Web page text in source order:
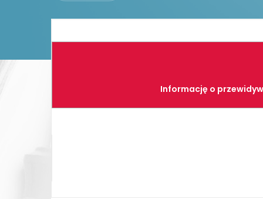
Informację o